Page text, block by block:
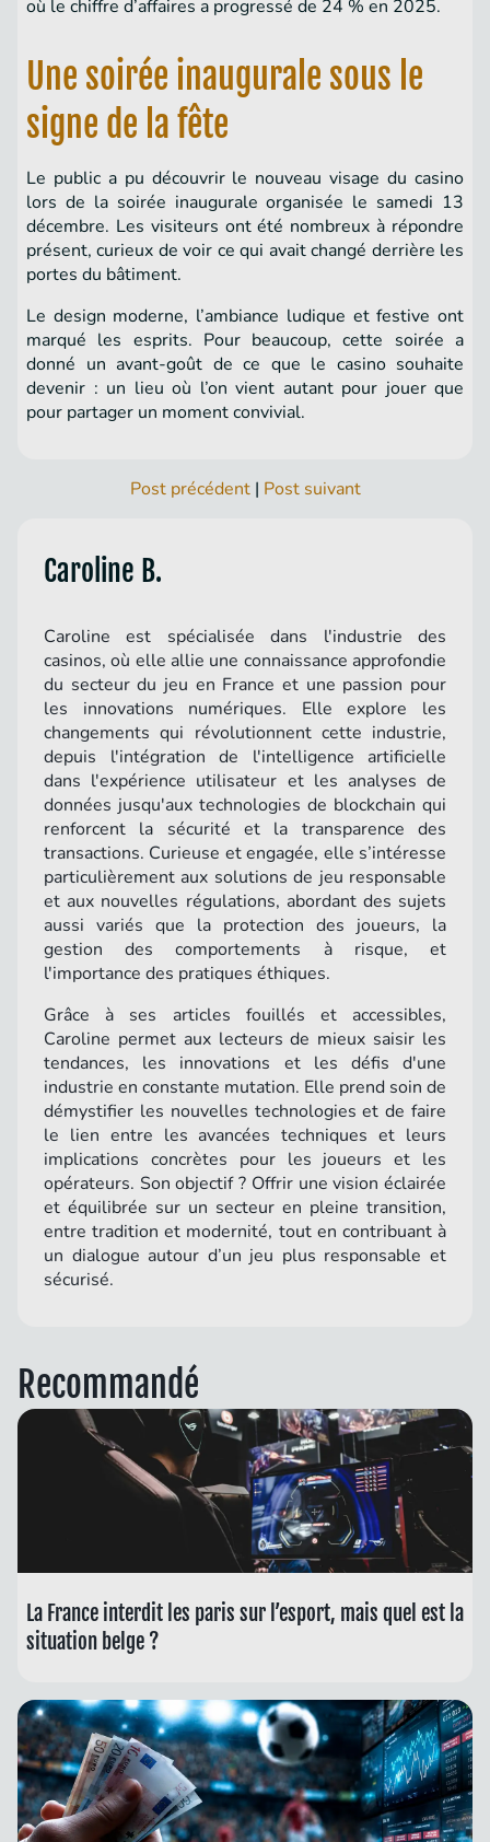
où le chiffre d’affaires a progressé de 24 % en 2025.
Une soirée inaugurale sous le
signe de la fête
Le public a pu découvrir le nouveau visage du casino
lors de la soirée inaugurale organisée le samedi 13
décembre. Les visiteurs ont été nombreux à répondre
présent, curieux de voir ce qui avait changé derrière les
portes du bâtiment.
Le design moderne, l’ambiance ludique et festive ont
marqué les esprits. Pour beaucoup, cette soirée a
donné un avant-goût de ce que le casino souhaite
devenir : un lieu où l’on vient autant pour jouer que
pour partager un moment convivial.
Post précédent| Post suivant
Caroline B.
Caroline est spécialisée dans l'industrie des
casinos, où elle allie une connaissance approfondie
du secteur du jeu en France et une passion pour
les innovations numériques. Elle explore les
changements qui révolutionnent cette industrie,
depuis l'intégration de l'intelligence artificielle
dans l'expérience utilisateur et les analyses de
données jusqu'aux technologies de blockchain qui
renforcent la sécurité et la transparence des
transactions. Curieuse et engagée, elle s’intéresse
particulièrement aux solutions de jeu responsable
et aux nouvelles régulations, abordant des sujets
aussi variés que la protection des joueurs, la
gestion des comportements à risque, et
l'importance des pratiques éthiques.
Grâce à ses articles fouillés et accessibles,
Caroline permet aux lecteurs de mieux saisir les
tendances, les innovations et les défis d'une
industrie en constante mutation. Elle prend soin de
démystifier les nouvelles technologies et de faire
le lien entre les avancées techniques et leurs
implications concrètes pour les joueurs et les
opérateurs. Son objectif ? Offrir une vision éclairée
et équilibrée sur un secteur en pleine transition,
entre tradition et modernité, tout en contribuant à
un dialogue autour d’un jeu plus responsable et
sécurisé.
Recommandé
La France interdit les paris sur l’esport, mais quel est la
situation belge ?